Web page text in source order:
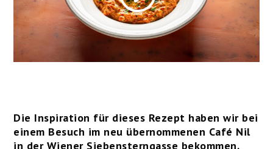
Die Inspiration für dieses Rezept haben wir bei
einem Besuch im neu übernommenen Café Nil
in der Wiener Siebensterngasse bekommen.